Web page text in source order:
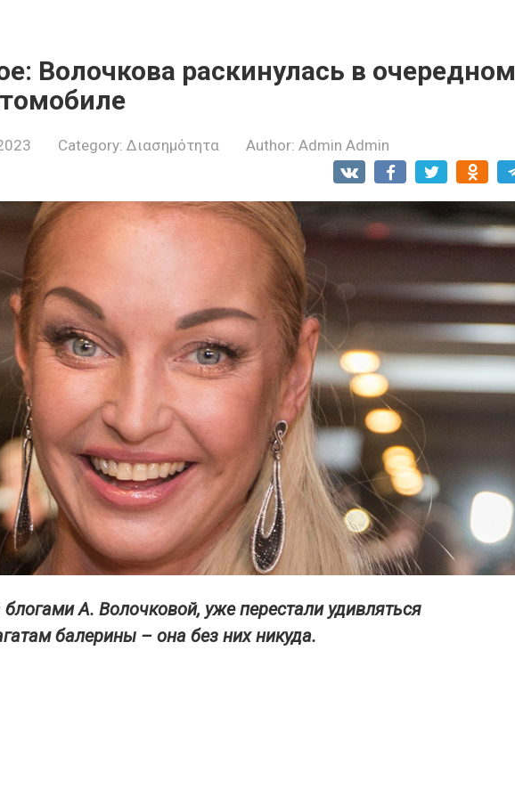
Волочкова раскинулась в очередном
Category: Διασημότητα Author: Admin Admin
блогами А. Волочковой, уже перестали удивляться
балерины – она без них никуда.